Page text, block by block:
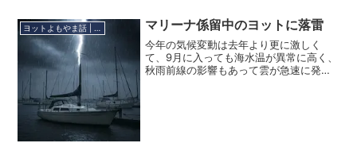
マリーナ係留中のヨットに落雷
今年の気候変動は去年より更に激しく
て、9月に入っても海水温が異常に高く、
秋雨前線の影響もあって雲が急速に発達